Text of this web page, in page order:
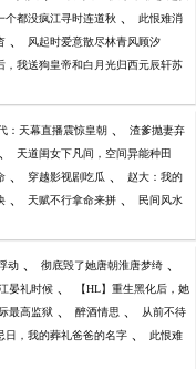
个都没疯江寻时连道秋 、 此恨难消
、 风起时爱意散尽林青风顾汐
，我送狗皇帝和白月光归西元辰轩苏
：天幕直播震惊皇朝 、 渣爹抛妻弃
、 天道闺女下凡间，空间异能种田
、 穿越影视剧吃瓜 、 赵大：我的
、 天赋不行拿命来拼 、 民间风水
动 、 彻底毁了她唐朝淮唐梦绮 、
晏礼时候 、 【HL】重生黑化后，她
最高监狱 、 醉酒情思 、 从前不待
日，我的葬礼爸爸的名字 、 此恨难